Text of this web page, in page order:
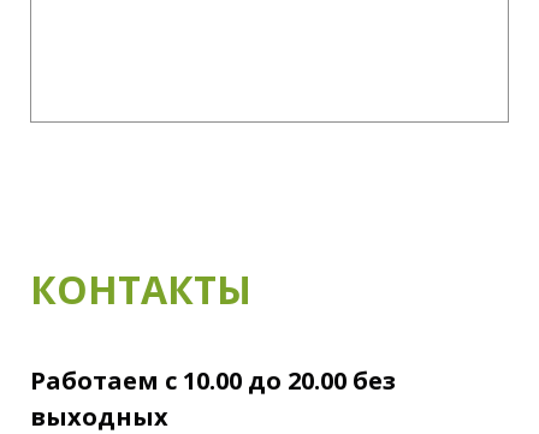
КОНТАКТЫ
Работаем с 10.00 до 20.00 без
выходных